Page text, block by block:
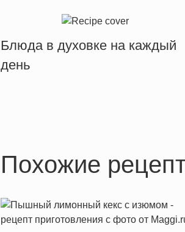
Блюда в духовке на каждый
день
Похожие